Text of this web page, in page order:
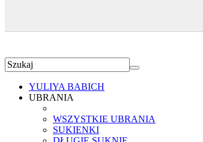
YULIYA BABICH
UBRANIA
WSZYSTKIE UBRANIA
SUKIENKI